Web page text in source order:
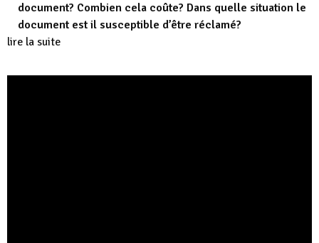
document? Combien cela coûte? Dans quelle situation le
document est il susceptible d’être réclamé?
lire la suite